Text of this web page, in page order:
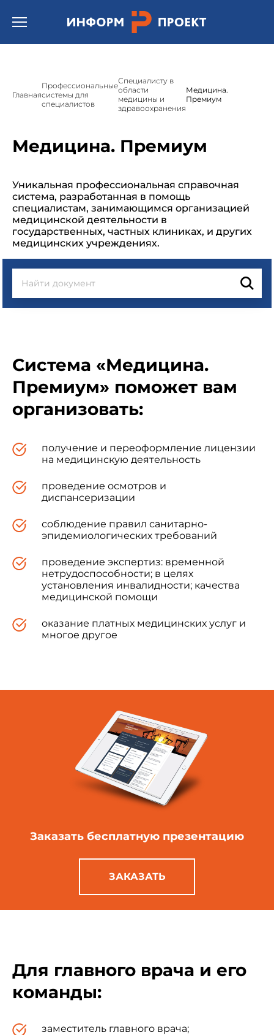
"Техэксперт/кодекс"(Техэксперт: Охрана труда) */
Открыть бургер меню.
Главная
Профессиональные
системы для
специалистов
Специалисту в
области
медицины и
здравоохранения
Медицина.
Премиум
Медицина. Премиум
Уникальная профессиональная справочная
система, разработанная в помощь
специалистам, занимающимся организацией
медицинской деятельности в
государственных, частных клиниках, и других
медицинских учреждениях.
Система «Медицина.
Премиум» поможет вам
организовать:
получение и переоформление лицензии
на медицинскую деятельность
проведение осмотров и
диспансеризации
соблюдение правил санитарно-
эпидемиологических требований
проведение экспертиз: временной
нетрудоспособности; в целях
установления инвалидности; качества
медицинской помощи
оказание платных медицинских услуг и
многое другое
Заказать бесплатную презентацию
ЗАКАЗАТЬ
Для главного врача и его
команды:
заместитель главного врача;